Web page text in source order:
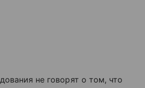
не говорят о том, что